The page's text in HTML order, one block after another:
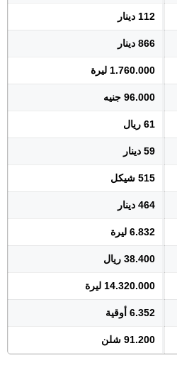
112 دينار
866 دينار
1.760.000 ليرة
96.000 جنيه
61 ريال
59 دينار
515 شيكل
464 دينار
6.832 ليرة
38.400 ريال
14.320.000 ليرة
6.352 أوقية
91.200 شلن